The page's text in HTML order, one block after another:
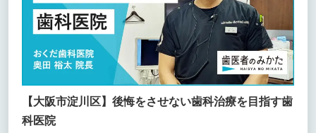
【大阪市淀川区】後悔をさせない歯科治療を目指す歯
科医院